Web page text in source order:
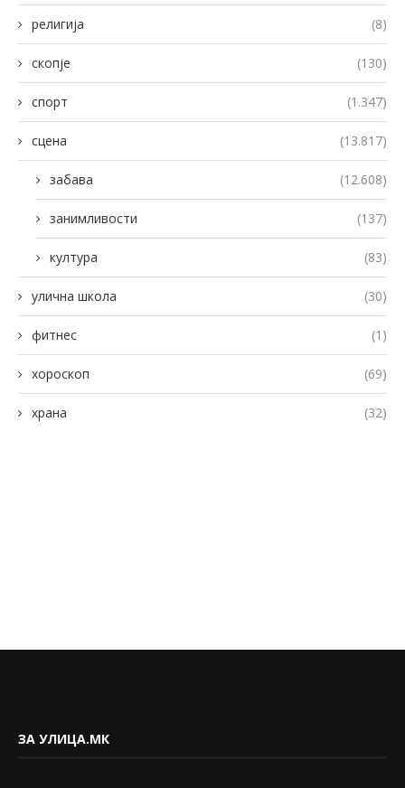
религија (8)
скопје (130)
спорт (1.347)
сцена (13.817)
забава (12.608)
занимливости (137)
култура (83)
улична школа (30)
фитнес (1)
хороскоп (69)
храна (32)
ЗА УЛИЦА.МК